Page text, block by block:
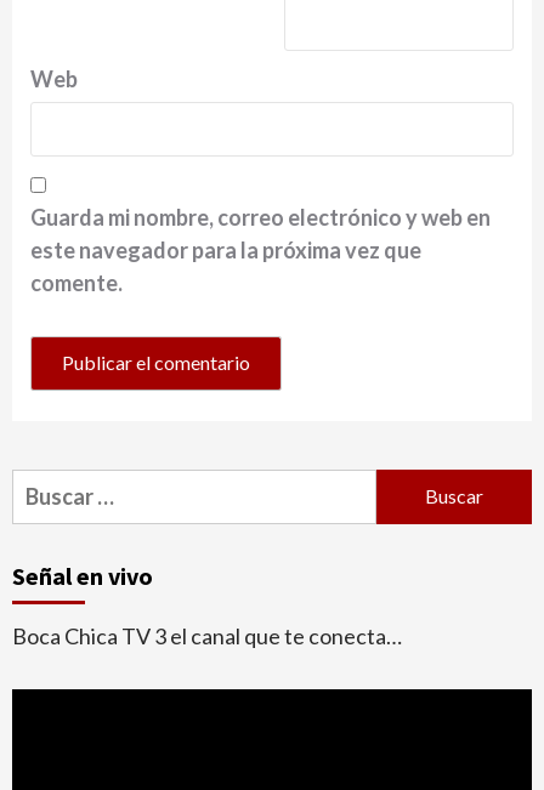
Web
Guarda mi nombre, correo electrónico y web en
este navegador para la próxima vez que
comente.
Buscar:
Señal en vivo
Boca Chica TV 3 el canal que te conecta…